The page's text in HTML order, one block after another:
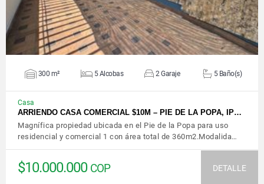
300 m² 5 Alcobas 2 Garaje 5 Baño(s)
Casa
ARRIENDO CASA COMERCIAL $10M – PIE DE LA POPA, IP…
Magnífica propiedad ubicada en el Pie de la Popa para uso
residencial y comercial 1 con área total de 360m2.Modalida…
$10.000.000 COP DETALLE